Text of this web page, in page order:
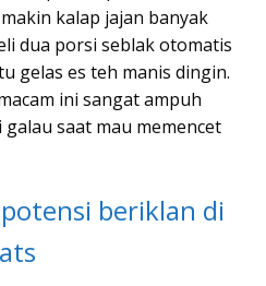
kalap jajan banyak
dua porsi seblak otomatis
gelas es teh manis dingin.
ini sangat ampuh
saat mau memencet
beriklan di